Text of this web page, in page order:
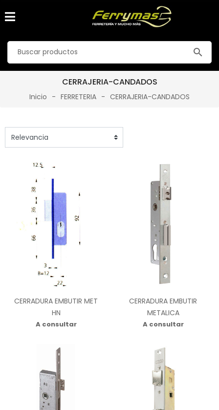
search
CERRAJERIA-CANDADOS
Inicio FERRETERIA CERRAJERIA-CANDADOS
CERRADURA EMBUTIR MET
HN
A consultar
CERRADURA EMBUTIR
METALICA
A consultar